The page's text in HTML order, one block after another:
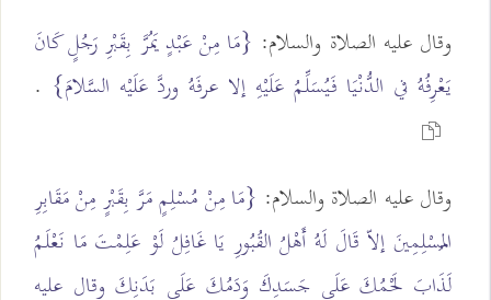
وقال عليه الصلاة والسلام: {مَا مِنْ عَبْدٍ يَمُرَّ بِقَبْرِ رَجُلٍ كَانَ
يَعْرِفُهُ في الدُّنْيَا فَيُسَلِّمُ عَلَيْهِ إلا عرفَهُ وردَّ عَلَيْه السَّلامَ} .
وقال عليه الصلاة والسلام: {مَا مِنْ مُسْلِمٍ مَرَّ بِقَبْرٍ مِنْ مَقَابِرِ
المُسْلِمِينَ إلاّ قَالَ لَهُ أَهْلُ القُبُورِ يَا غَافِلُ لَوْ عَلِمْتَ مَا نَعْلَمُ
لَذَابَ لَحْمُكَ عَلَى جَسَدِكَ وَدَمُكَ عَلَى بَدَنِكَ وقال عليه